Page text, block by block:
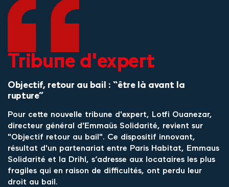
Tribune d'expert
Objectif, retour au bail : “être là avant la
rupture”
Pour cette nouvelle tribune d'expert, Lotfi Ouanezar,
directeur général d'Emmaüs Solidarité, revient sur
"Objectif retour au bail". Ce dispositif innovant,
résultat d'un partenariat entre Paris Habitat, Emmaus
Solidarité et la Drihl, s’adresse aux locataires les plus
fragiles qui en raison de difficultés, ont perdu leur
droit au bail.